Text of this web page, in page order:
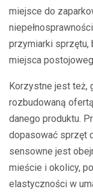
miejsce do
przymiarki sprzętu,
miejsca
Korzystne jest też,
rozbudowaną
danego produktu.
dopasować sprzęt
sensowne jest
mieście i okolicy,
elastyczności w